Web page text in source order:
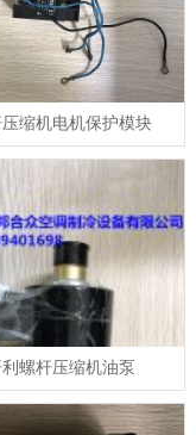
缩机电机保护模块
螺杆压缩机油泵